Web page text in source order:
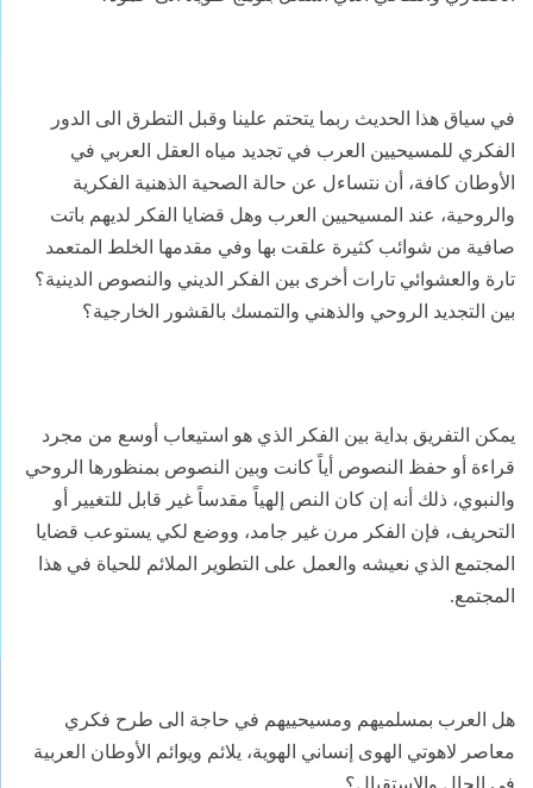
في سياق هذا الحديث ربما يتحتم علينا وقبل التطرق الى الدور
الفكري للمسيحيين العرب في تجديد مياه العقل العربي في
الأوطان كافة، أن نتساءل عن حالة الصحية الذهنية الفكرية
والروحية، عند المسيحيين العرب وهل قضايا الفكر لديهم باتت
صافية من شوائب كثيرة علقت بها وفي مقدمها الخلط المتعمد
تارة والعشوائي تارات أخرى بين الفكر الديني والنصوص الدينية؟
بين التجديد الروحي والذهني والتمسك بالقشور الخارجية؟
يمكن التفريق بداية بين الفكر الذي هو استيعاب أوسع من مجرد
قراءة أو حفظ النصوص أياً كانت وبين النصوص بمنظورها الروحي
والنبوي، ذلك أنه إن كان النص إلهياً مقدساً غير قابل للتغيير أو
التحريف، فإن الفكر مرن غير جامد، ووضع لكي يستوعب قضايا
المجتمع الذي نعيشه والعمل على التطوير الملائم للحياة في هذا
المجتمع.
هل العرب بمسلميهم ومسيحييهم في حاجة الى طرح فكري
معاصر لاهوتي الهوى إنساني الهوية، يلائم ويوائم الأوطان العربية
في الحال والاستقبال؟